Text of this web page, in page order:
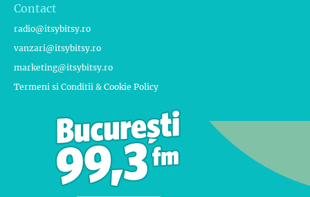
Contact
radio@itsybitsy.ro
vanzari@itsybitsy.ro
marketing@itsybitsy.ro
Termeni si Conditii & Cookie Policy